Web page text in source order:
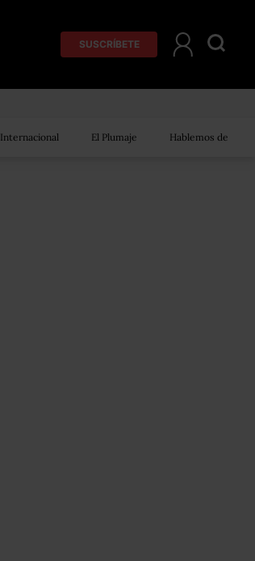
SUSCRÍBETE
Internacional El Plumaje Hablemos de